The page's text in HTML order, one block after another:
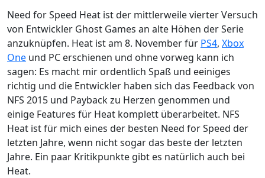
Need for Speed Heat ist der mittlerweile vierter Versuch
von Entwickler Ghost Games an alte Höhen der Serie
anzuknüpfen. Heat ist am 8. November für PS4, Xbox
One und PC erschienen und ohne vorweg kann ich
sagen: Es macht mir ordentlich Spaß und eeiniges
richtig und die Entwickler haben sich das Feedback von
NFS 2015 und Payback zu Herzen genommen und
einige Features für Heat komplett überarbeitet. NFS
Heat ist für mich eines der besten Need for Speed der
letzten Jahre, wenn nicht sogar das beste der letzten
Jahre. Ein paar Kritikpunkte gibt es natürlich auch bei
Heat.